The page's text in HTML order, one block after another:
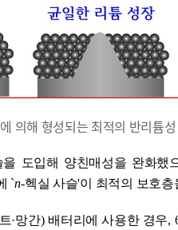
의해 형성되는 최적의 반리튬
도입해 양친매성을 완화했
`n-헥실 사슬'이 최적의 보호
·망간) 배 터리에 사용한 경우,